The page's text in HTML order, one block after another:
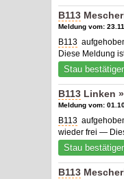
B113
Meldung vom:
B113
Diese Meldung
Stau
B113 Linken
Meldung vom:
B113
wieder frei —
Stau
B113